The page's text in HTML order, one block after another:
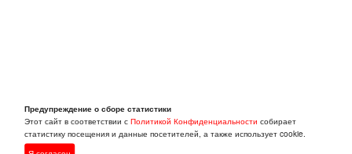
Предупреждение о сборе статистики
Этот сайт в соответствии сПолитикой Конфиденциальности собирает
статистику посещения и данные посетителей, а также использует cookie.